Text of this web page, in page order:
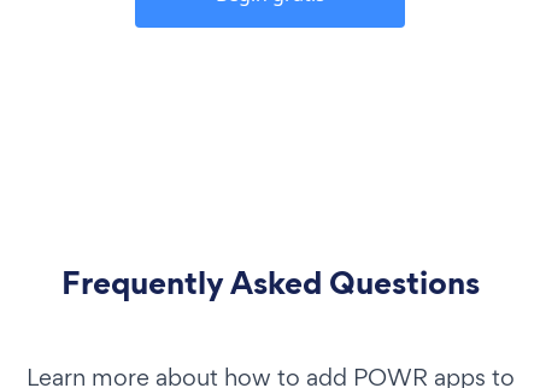
Frequently Asked Questions
Learn more about how to add POWR apps to